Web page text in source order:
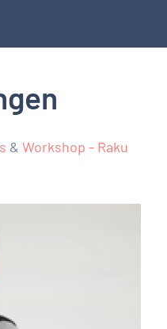
& Workshop - Raku